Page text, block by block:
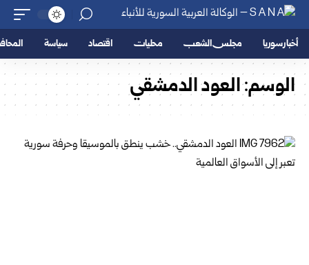
أخبار سوريا مجلس الشعب محليات اقتصاد سياسة
الوسم:العود الدمشقي